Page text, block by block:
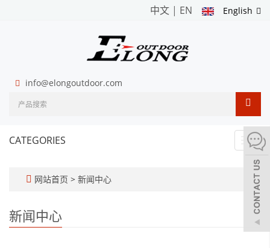
English
中文 | EN
info@elongoutdoor.com
CATEGORIES
网站首页 > 新闻中心
新闻中心